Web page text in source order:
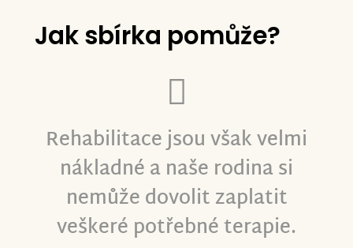
Jak sbírka pomůže?
Rehabilitace jsou však velmi
nákladné a naše rodina si
nemůže dovolit zaplatit
veškeré potřebné terapie.